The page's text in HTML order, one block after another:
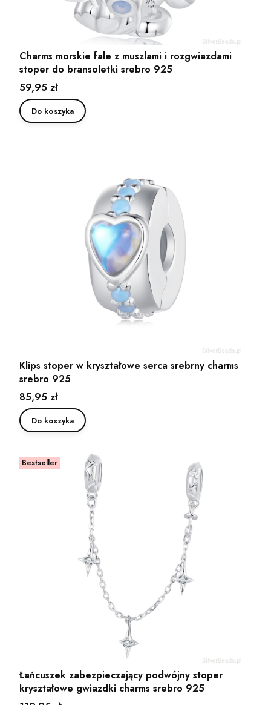
Charms morskie fale z muszlami i rozgwiazdami
stoper do bransoletki srebro 925
Cena
59,95 zł
Do koszyka
Klips stoper w kryształowe serca srebrny charms
srebro 925
Cena
85,95 zł
Do koszyka
Bestseller
Łańcuszek zabezpieczający podwójny stoper
kryształowe gwiazdki charms srebro 925